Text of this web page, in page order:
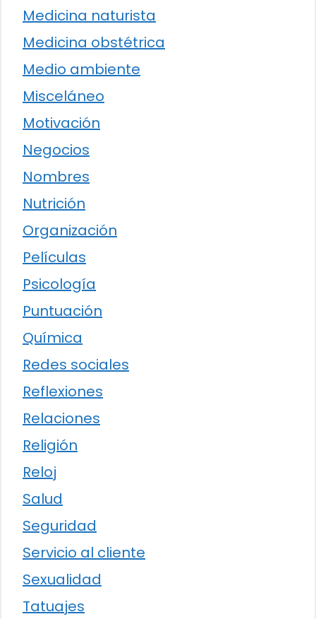
Medicina naturista
Medicina obstétrica
Medio ambiente
Misceláneo
Motivación
Negocios
Nombres
Nutrición
Organización
Películas
Psicología
Puntuación
Química
Redes sociales
Reflexiones
Relaciones
Religión
Reloj
Salud
Seguridad
Servicio al cliente
Sexualidad
Tatuajes